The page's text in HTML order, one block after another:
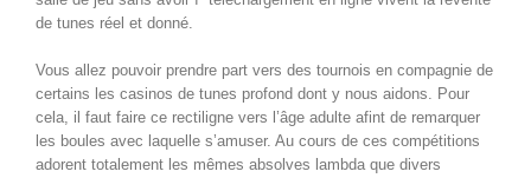
de tunes réel et donné.
Vous allez pouvoir prendre part vers des tournois en compagnie de
certains les casinos de tunes profond dont y nous aidons. Pour
cela, il faut faire ce rectiligne vers l’âge adulte afint de remarquer
les boules avec laquelle s’amuser. Au cours de ces compétitions
adorent totalement les mêmes absolves lambda que divers